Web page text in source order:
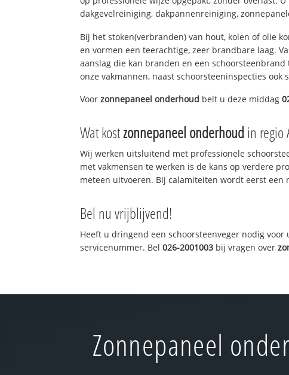
dakgevelreiniging, dakpannenreiniging,
Bij het stoken(verbranden) van hout, kolen of olie
en vormen een teerachtige, zeer brandbare laag.
aanslag die kan branden en een
onze vakmannen, naast schoorsteeninspecties ook
Voorzonnepaneel onderhoud belt u deze middag
Wat kostzonnepaneel onderhoudin regio
Wij werken uitsluitend met professionele
met vakmensen te werken is de kans op verdere
meteen uitvoeren. Bij calamiteiten wordt eerst
Bel nu vrijblijvend!
Heeft u dringend een schoorsteenveger nodig
servicenummer. Bel026-2001003 bij vragen over
Zonnepaneel